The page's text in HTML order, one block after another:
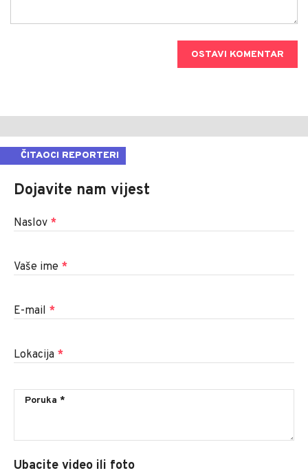
OSTAVI KOMENTAR
ČITAOCI REPORTERI
Dojavite nam vijest
Naslov *
Vaše ime *
E-mail *
Lokacija *
Ubacite video ili foto